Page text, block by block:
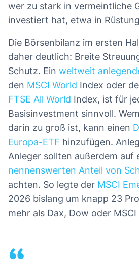
wer zu stark in vermeintliche
investiert hat, etwa in Rüstung
Die Börsenbilanz im ersten
daher deutlich: Breite
Schutz. Ein weltweit
den MSCI World Index oder
FTSE All World Index, ist für
Basisinvestment sinnvoll.
darin zu groß ist, kann einen
Europa-ETF hinzufügen.
Anleger sollten außerdem auf
nennenswerten Anteil von
achten. So legte der MSCI
2026 bislang um knapp 23
mehr als Dax, Dow oder MSCI
“